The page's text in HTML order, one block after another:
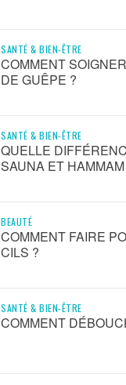
SANTÉ & BIEN-ÊTRE
COMMENT
DE GUÊPE ?
SANTÉ & BIEN-ÊTRE
QUELLE
SAUNA ET HAMMAM
BEAUTÉ
COMMENT FAIRE
CILS ?
SANTÉ & BIEN-ÊTRE
COMMENT